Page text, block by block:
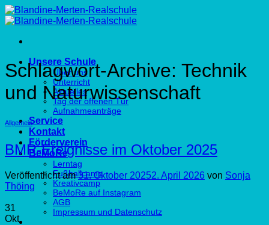
Zum
Inhalt
Unsere Schule
Über uns
Unterricht
Aktuelles
Tag der offenen Tür
Aufnahmeanträge
Service
Kontakt
Förderverein
BeMoRe
Lerntag
Fußballcamp
Kreativcamp
BeMoRe auf Instagram
AGB
Impressum und Datenschutz
Schlagwort-Archive: Technik
und Naturwissenschaft
Allgemein
BMR-Ereignisse im Oktober 2025
Veröffentlicht am31. Oktober 20252. April 2026 von Sonja
Thöing
31
Okt.